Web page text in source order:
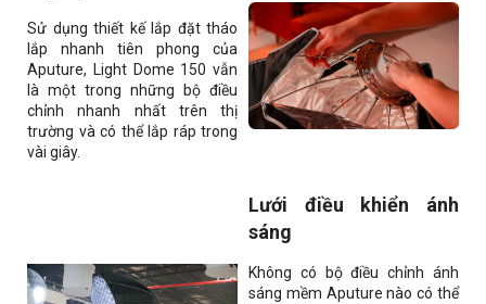
Sử dụng thiết kế lắp đặt tháo
lắp nhanh tiên phong của
Aputure, Light Dome 150 vẫn
là một trong những bộ điều
chỉnh nhanh nhất trên thị
trường và có thể lắp ráp trong
vài giây.
Lưới điều khiển ánh
sáng
Không có bộ điều chỉnh ánh
sáng mềm Aputure nào có thể